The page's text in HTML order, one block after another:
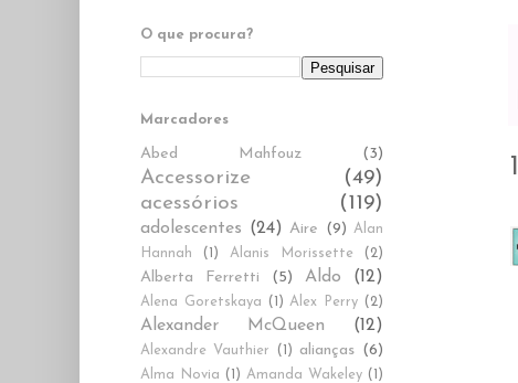
O que procura?
Marcadores
Abed Mahfouz (3)
Accessorize
(49)
acessórios
(119)
adolescentes (24) Aire (9) Alan
Hannah
(1) Alanis Morissette (2)
Alberta Ferretti (5) Aldo (12)
Alena Goretskaya (1) Alex Perry (2)
Alexander McQueen (12)
Alexandre Vauthier (1) alianças (6)
Alma Novia (1) Amanda Wakeley (1)